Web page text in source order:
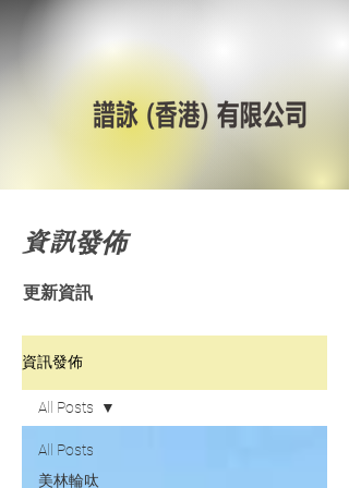
資訊發佈
更新資訊
資訊發佈
All Posts
美林輪呔
All Posts